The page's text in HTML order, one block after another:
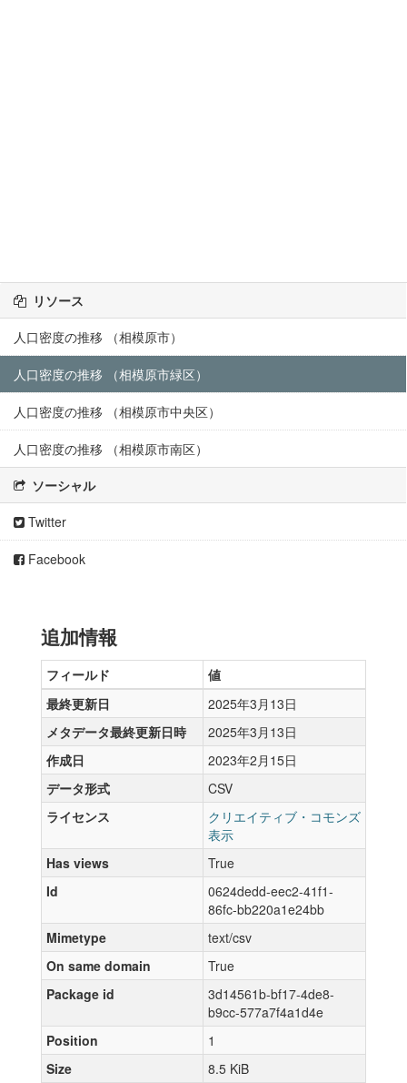
リソース
人口密度の推移 （相模原市）
人口密度の推移 （相模原市緑区）
人口密度の推移 （相模原市中央区）
人口密度の推移 （相模原市南区）
ソーシャル
Twitter
Facebook
追加情報
フィールド
値
最終更新日
2025年3月13日
メタデータ最終更新日時
2025年3月13日
作成日
2023年2月15日
データ形式
CSV
ライセンス
クリエイティブ・コモンズ
表示
Has views
True
Id
0624dedd-eec2-41f1-
86fc-bb220a1e24bb
Mimetype
text/csv
On same domain
True
Package id
3d14561b-bf17-4de8-
b9cc-577a7f4a1d4e
Position
1
Size
8.5 KiB